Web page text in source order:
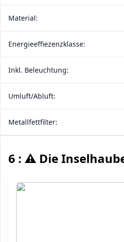
Material:
Energieeffiezenzklasse:
Inkl. Beleuchtung:
Umluft/Abluft:
Metallfettfilter:
6 : ⚠️ Die